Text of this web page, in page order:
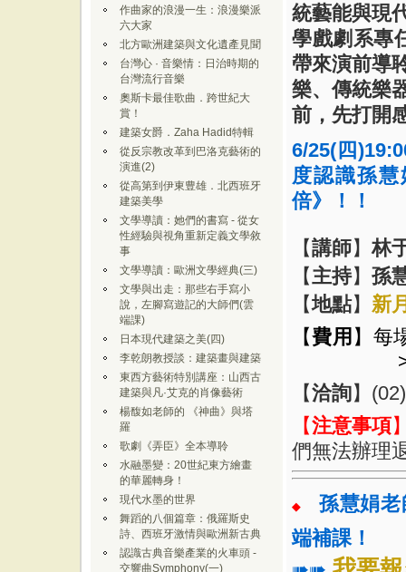
作曲家的浪漫一生：浪漫樂派
六大家
北方歐洲建築與文化遺產見聞
台灣心 · 音樂情：日治時期的
台灣流行音樂
奧斯卡最佳歌曲．跨世紀大
賞！
建築女爵．Zaha Hadid特輯
從反宗教改革到巴洛克藝術的
演進(2)
從高第到伊東豊雄．北西班牙
建築美學
文學導讀：她們的書寫 - 從女
性經驗與視角重新定義文學敘
事
文學導讀：歐洲文學經典(三)
文學與出走：那些右手寫小
說，左腳寫遊記的大師們(雲
端課)
日本現代建築之美(四)
李乾朗教授談：建築畫與建築
東西方藝術特別講座：山西古
建築與凡·艾克的肖像藝術
楊馥如老師的 《神曲》與塔
羅
歌劇《弄臣》全本導聆
水融墨變：20世紀東方繪畫
的華麗轉身！
現代水墨的世界
舞蹈的八個篇章：俄羅斯史
詩、西班牙激情與歐洲新古典
認識古典音樂產業的火車頭 -
交響曲Symphony(一)
統藝能與現
學戲劇系專
帶來演前導
樂、傳統樂
前，先打開
6/25(四
度認識孫
倍》！！
【講師】林
【主持】 孫
【地點】 新
【費用 】每
【洽詢】
【注意事項
們無法辦理
◆
孫慧娟
端補課！